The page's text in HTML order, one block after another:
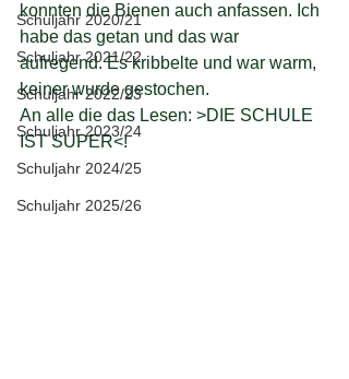
Schuljahr 2020/21
Schuljahr 2021/22
Schuljahr 2022/23
Schuljahr 2023/24
Schuljahr 2024/25
Schuljahr 2025/26
konnten die Bienen auch anfassen. Ich
habe das getan und das war
aufregend. Es kribbelte und war warm,
keiner wurde gestochen.
An alle die das Lesen: >DIE SCHULE
IST SUPER<!